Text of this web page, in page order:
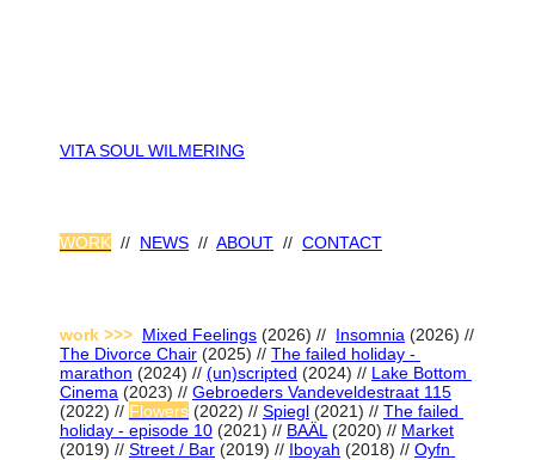
VITA SOUL WILMERING
WORK
  //
NEWS
  //
ABOUT
  //
CONTACT
work >>> Mixed Feelings (2026) // Insomnia
The Divorce Chair (2025) // The failed holiday -
marathon (2024) // (un)scripted (2024) // Lake Bottom
Cinema (2023) // Gebroeders Vandeveldestraat 115
(2022) // Flowers (2022) // Spiegl (2021) // The failed
holiday - episode 10 (2021) // BAÄL (2020) // Market
(2019) // Street / Bar (2019) // Iboyah (2018) // Oyfn